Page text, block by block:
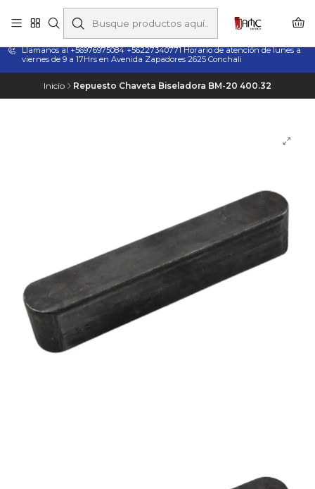
Taladros Magnéticos en Chile | Venta, Arriendo y Servicio
Técnico
Llamanos al +56976975084 +56227340771 Horario de atención de lunes a
viernes de 9 a 17Hrs en Avenida Zapadores 2625 Conchali
Inicio Repuesto Chaveta Biseladora BM-20 400.32